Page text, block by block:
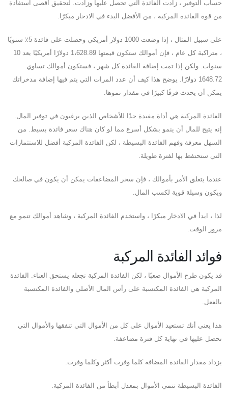
حساب التوفير ، زادت الفائدة التي تحصل عليها وزادت. لتحقيق أقصى استفادة
من قوة الفائدة المركبة ، من الأفضل البدء في الادخار مبكرًا.
على سبيل المثال ، إذا وضعت 1000 دولار أمريكي وحصلت على فائدة 5٪ سنويًا
، متراكبة كل عام ، فإن أموالك ستكون قيمتها 1،628.89 دولارًا أمريكيًا بعد 10
سنوات. ولكن إذا تمت إضافة الفائدة كل شهر ، فستكون أموالك تساوي
1648.72 دولارًا. يوضح هذا كيف أن عدد المرات التي يتم فيها إضافة مدخراتك
يمكن أن يحدث فرقًا كبيرًا في مقدار نموها.
الفائدة المركبة هي أداة مفيدة جدًا للأشخاص الذين يرغبون في توفير المال.
إنه يتيح للمال أن ينمو بشكل أسرع مما لو كان هناك سعر فائدة بسيط. من
السهل معرفة وفهم الفائدة البسيطة ، لكن الفائدة المركبة أفضل للاستثمارات
التي ستحتفظ بها لفترة طويلة.
عندما يتعلق الأمر بأموالك ، فإن سحر المضاعفات يمكن أن يكون في صالحك
ويكون وسيلة قوية لكسب المال.
لذا ، ابدأ في الادخار مبكرًا ، واستخدم الفائدة المركبة ، وشاهد أموالك تنمو مع
مرور الوقت.
فوائد الفائدة المركبة
قد يكون طرح الأموال صعبًا ، لكن الفائدة المركبة تجعله يستحق العناء. الفائدة
المركبة هي الفائدة المكتسبة على رأس المال الأصلي والفائدة المكتسبة
بالفعل.
هذا يعني أنك تستعيد الأموال على كل من الأموال التي تنفقها والأموال التي
تحصل عليها في نهاية كل فترة مضاعفة.
يزداد مقدار الفائدة المضافة كلما وفرت أكثر وكلما وفرت.
الفائدة البسيطة تنمي الأموال بمعدل أبطأ من الفائدة المركبة.